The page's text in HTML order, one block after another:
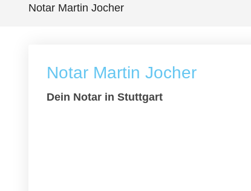
Notar Martin Jocher
Notar Martin Jocher
Dein Notar in Stuttgart